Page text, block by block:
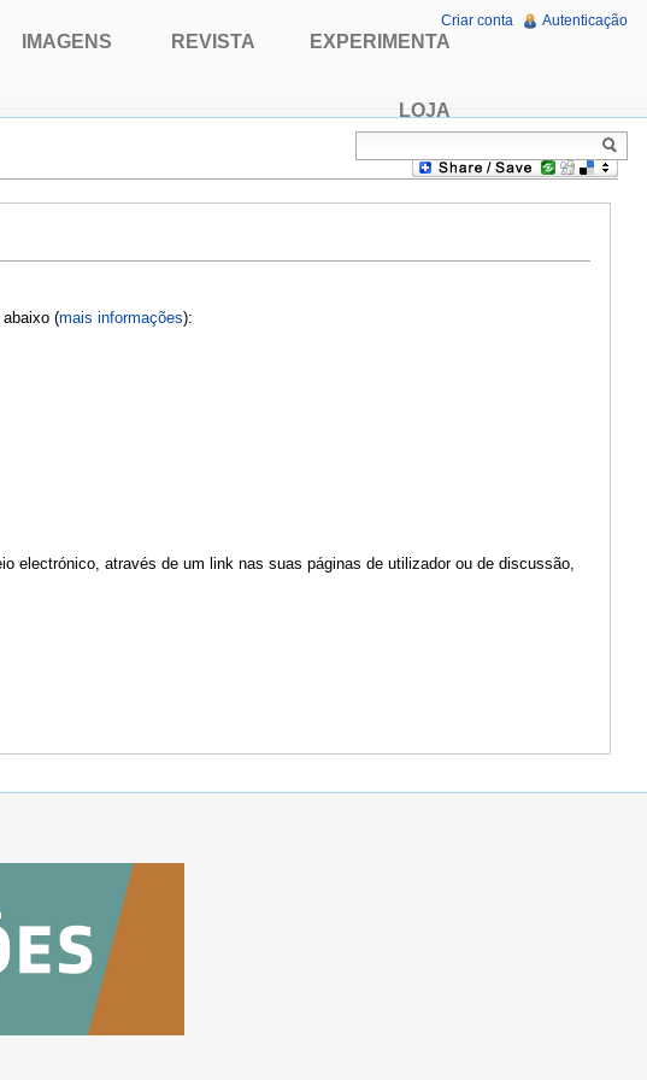
(mais informações):
electrónico, através de um link nas suas páginas de utilizador ou de discussão,
IMAGENS REVISTA EXPERIMENTA
LOJA
Criar conta Autenticação